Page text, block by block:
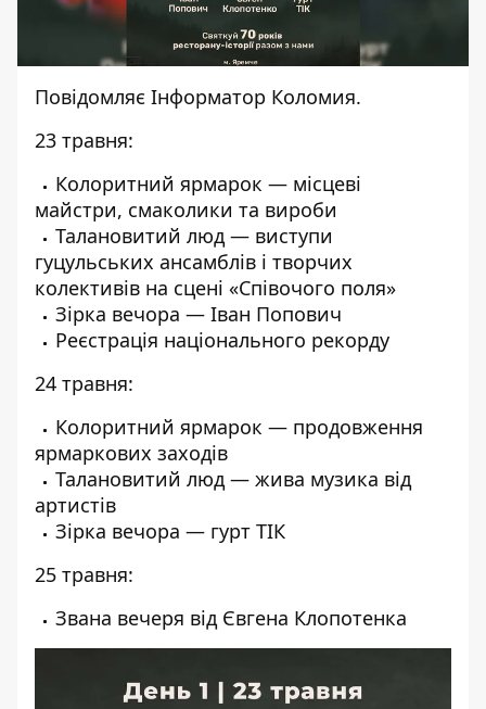
Повідомляє Інформатор Коломия.
23 травня:
Колоритний ярмарок — місцеві
майстри, смаколики та вироби
Талановитий люд — виступи
гуцульських ансамблів і творчих
колективів на сцені «Співочого поля»
Зірка вечора — Іван Попович
Реєстрація національного рекорду
24 травня:
Колоритний ярмарок — продовження
ярмаркових заходів
Талановитий люд — жива музика від
артистів
Зірка вечора — гурт ТІК
25 травня:
Звана вечеря від Євгена Клопотенка